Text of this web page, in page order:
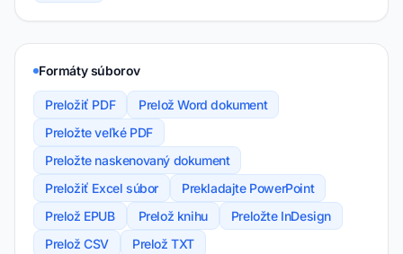
Formáty súborov
Preložiť PDF
Prelož Word dokument
Preložte veľké PDF
Preložte naskenovaný dokument
Preložiť Excel súbor
Prekladajte PowerPoint
Prelož EPUB
Prelož knihu
Preložte InDesign
Prelož CSV
Prelož TXT